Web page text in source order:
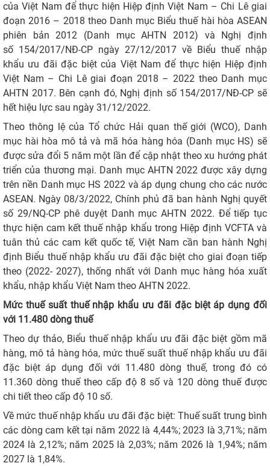
của Việt Nam để thực hiện Hiệp định Việt Nam – Chi Lê giai
đoạn 2016 – 2018 theo Danh mục Biểu thuế hài hòa ASEAN
phiên bản 2012 (Danh mục AHTN 2012) và Nghị định
số 154/2017/NĐ-CP ngày 27/12/2017 về Biểu thuế nhập
khẩu ưu đãi đặc biệt của Việt Nam để thực hiện Hiệp định
Việt Nam – Chi Lê giai đoạn 2018 – 2022 theo Danh mục
AHTN 2017. Bên cạnh đó, Nghị định số 154/2017/NĐ-CP sẽ
hết hiệu lực sau ngày 31/12/2022.
Theo thông lệ của Tổ chức Hải quan thế giới (WCO), Danh
mục hài hòa mô tả và mã hóa hàng hóa (Danh mục HS) sẽ
được sửa đổi 5 năm một lần để cập nhật theo xu hướng phát
triển của thương mại. Danh mục AHTN 2022 được xây dựng
trên nền Danh mục HS 2022 và áp dụng chung cho các nước
ASEAN. Ngày 08/3/2022, Chính phủ đã ban hành Nghị quyết
số 29/NQ-CP phê duyệt Danh mục AHTN 2022. Để tiếp tục
thực hiện cam kết thuế nhập khẩu trong Hiệp định VCFTA và
tuân thủ các cam kết quốc tế, Việt Nam cần ban hành Nghị
định Biểu thuế nhập khẩu ưu đãi đặc biệt cho giai đoạn tiếp
theo (2022- 2027), thống nhất với Danh mục hàng hóa xuất
khẩu, nhập khẩu Việt Nam theo AHTN 2022.
Mức thuế suất thuế nhập khẩu ưu đãi đặc biệt áp dụng đối
với 11.480 dòng thuế
Theo dự thảo, Biểu thuế nhập khẩu ưu đãi đặc biệt gồm mã
hàng, mô tả hàng hóa, mức thuế suất thuế nhập khẩu ưu đãi
đặc biệt áp dụng đối với 11.480 dòng thuế, trong đó có
11.360 dòng thuế theo cấp độ 8 số và 120 dòng thuế được
chi tiết theo cấp độ 10 số.
Về mức thuế nhập khẩu ưu đãi đặc biệt: Thuế suất trung bình
các dòng cam kết tại năm 2022 là 4,44%; 2023 là 3,71%; năm
2024 là 2,12%; năm 2025 là 2,03%; năm 2026 là 1,94%; năm
2027 là 1,84%.